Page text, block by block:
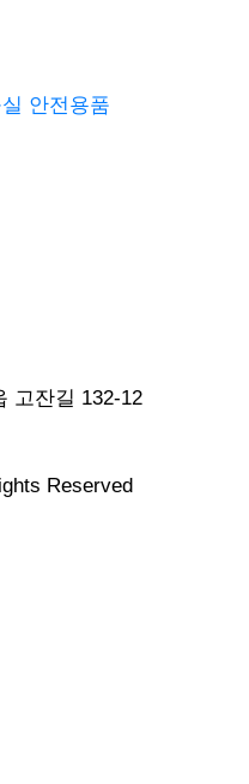
안전용품
고잔길 132-12
Reserved